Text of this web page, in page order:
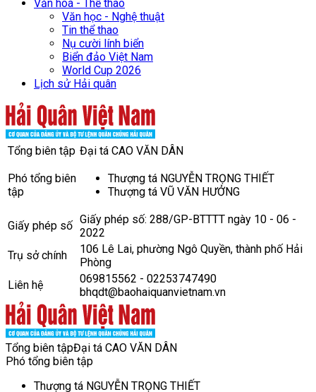
Văn hoá - Thể thao
Văn học - Nghệ thuật
Tin thể thao
Nụ cười lính biển
Biển đảo Việt Nam
World Cup 2026
Lịch sử Hải quân
Tổng biên tập Đại tá CAO VĂN DÂN
Phó tổng biên
tập
Thượng tá NGUYỄN TRỌNG THIẾT
Thượng tá VŨ VĂN HƯỞNG
Giấy phép số Giấy phép số: 288/GP-BTTTT ngày 10 - 06 -
2022
Trụ sở chính
106 Lê Lai, phường Ngô Quyền, thành phố Hải
Phòng
Liên hệ
069815562 - 02253747490
bhqdt@baohaiquanvietnam.vn
Tổng biên tậpĐại tá CAO VĂN DÂN
Phó tổng biên tập
Thượng tá NGUYỄN TRỌNG THIẾT